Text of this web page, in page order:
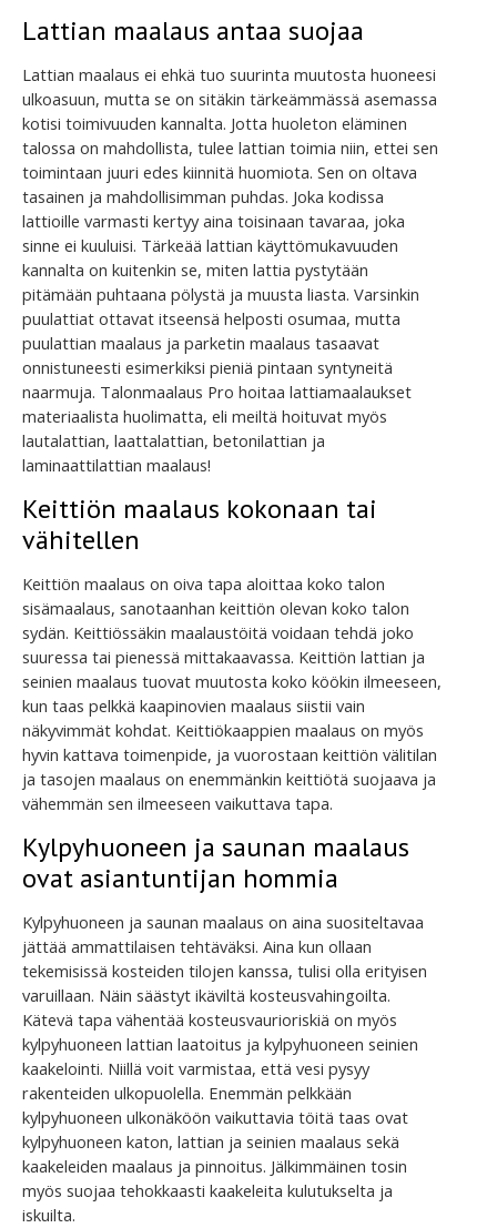
Lattian maalaus antaa suojaa
Lattian maalaus ei ehkä tuo suurinta muutosta huoneesi
ulkoasuun, mutta se on sitäkin tärkeämmässä asemassa
kotisi toimivuuden kannalta. Jotta huoleton eläminen
talossa on mahdollista, tulee lattian toimia niin, ettei sen
toimintaan juuri edes kiinnitä huomiota. Sen on oltava
tasainen ja mahdollisimman puhdas. Joka kodissa
lattioille varmasti kertyy aina toisinaan tavaraa, joka
sinne ei kuuluisi. Tärkeää lattian käyttömukavuuden
kannalta on kuitenkin se, miten lattia pystytään
pitämään puhtaana pölystä ja muusta liasta. Varsinkin
puulattiat ottavat itseensä helposti osumaa, mutta
puulattian maalaus ja parketin maalaus tasaavat
onnistuneesti esimerkiksi pieniä pintaan syntyneitä
naarmuja. Talonmaalaus Pro hoitaa lattiamaalaukset
materiaalista huolimatta, eli meiltä hoituvat myös
lautalattian, laattalattian, betonilattian ja
laminaattilattian maalaus!
Keittiön maalaus kokonaan tai
vähitellen
Keittiön maalaus on oiva tapa aloittaa koko talon
sisämaalaus, sanotaanhan keittiön olevan koko talon
sydän. Keittiössäkin maalaustöitä voidaan tehdä joko
suuressa tai pienessä mittakaavassa. Keittiön lattian ja
seinien maalaus tuovat muutosta koko köökin ilmeeseen,
kun taas pelkkä kaapinovien maalaus siistii vain
näkyvimmät kohdat. Keittiökaappien maalaus on myös
hyvin kattava toimenpide, ja vuorostaan keittiön välitilan
ja tasojen maalaus on enemmänkin keittiötä suojaava ja
vähemmän sen ilmeeseen vaikuttava tapa.
Kylpyhuoneen ja saunan maalaus
ovat asiantuntijan hommia
Kylpyhuoneen ja saunan maalaus on aina suositeltavaa
jättää ammattilaisen tehtäväksi. Aina kun ollaan
tekemisissä kosteiden tilojen kanssa, tulisi olla erityisen
varuillaan. Näin säästyt ikäviltä kosteusvahingoilta.
Kätevä tapa vähentää kosteusvaurioriskiä on myös
kylpyhuoneen lattian laatoitus ja kylpyhuoneen seinien
kaakelointi. Niillä voit varmistaa, että vesi pysyy
rakenteiden ulkopuolella. Enemmän pelkkään
kylpyhuoneen ulkonäköön vaikuttavia töitä taas ovat
kylpyhuoneen katon, lattian ja seinien maalaus sekä
kaakeleiden maalaus ja pinnoitus. Jälkimmäinen tosin
myös suojaa tehokkaasti kaakeleita kulutukselta ja
iskuilta.